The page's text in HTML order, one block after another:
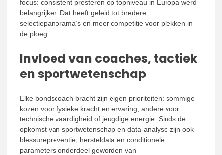
focus: consistent presteren op topniveau in Europa werd
belangrijker. Dat heeft geleid tot bredere
selectiepanorama’s en meer competitie voor plekken in
de ploeg.
Invloed van coaches, tactiek
en sportwetenschap
Elke bondscoach bracht zijn eigen prioriteiten: sommige
kozen voor fysieke kracht en ervaring, andere voor
technische vaardigheid of jeugdige energie. Sinds de
opkomst van sportwetenschap en data-analyse zijn ook
blessurepreventie, hersteldata en conditionele
parameters onderdeel geworden van